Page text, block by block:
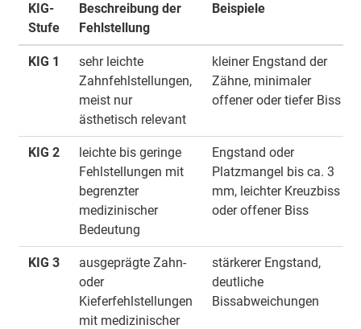
KIG-
Stufe
Beschreibung der
Fehlstellung
Beispiele
KIG 1
sehr leichte
Zahnfehlstellungen,
meist nur
ästhetisch relevant
kleiner Engstand der
Zähne, minimaler
offener oder tiefer Biss
KIG 2
leichte bis geringe
Fehlstellungen mit
begrenzter
medizinischer
Bedeutung
Engstand oder
Platzmangel bis ca. 3
mm, leichter Kreuzbiss
oder offener Biss
KIG 3
ausgeprägte Zahn-
oder
Kieferfehlstellungen
mit medizinischer
stärkerer Engstand,
deutliche
Bissabweichungen